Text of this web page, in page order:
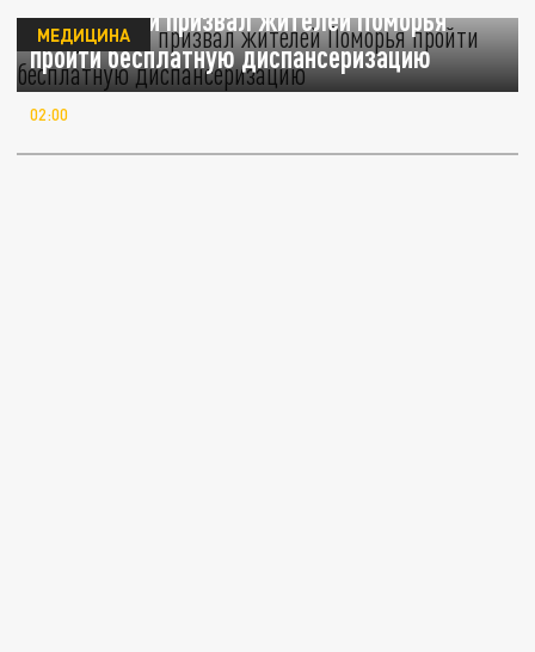
Цыбульский призвал жителей Поморья
пройти бесплатную диспансеризацию
МЕДИЦИНА
02:00